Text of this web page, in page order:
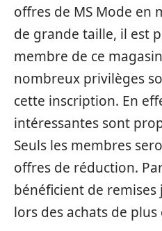
offres de MS Mode en
de grande taille, il est
membre de ce
nombreux privilèges
cette inscription. En
intéressantes sont
Seuls les membres
offres de réduction.
bénéficient de
lors des achats de plus